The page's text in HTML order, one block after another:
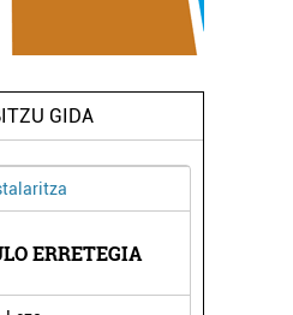
GIDA
ERRETEGIA